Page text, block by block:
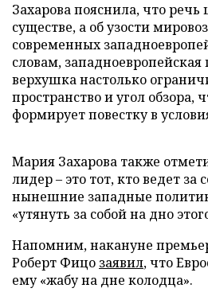
Захарова пояснила, что
существе, а об узости
современных
словам,
верхушка настолько
пространство и угол обзора,
формирует повестку в
Мария Захарова также
лидер – это тот, кто ведет за
нынешние западные
«утянуть за собой на дно
Напомним, накануне
Роберт Фицо заявил, что
ему «жабу на дне колодца».